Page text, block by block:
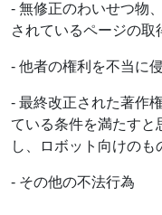
- 無修正のわいせつ物
されているページの取
- 他者の権利を不当に
- 最終改正された著作
ている条件を満たす
し、ロボット向けのも
- その他の不法行為